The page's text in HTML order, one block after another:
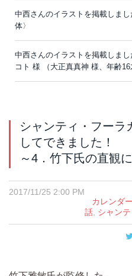
中西さんのイラストを掲載しま
体〉
中西さんのイラストを掲載しま
コト 様 （大正真真神 様、年齢16
シャンティ・フーラ
してできました！
～4．竹下氏の直観
2017/11/25 2:00 PM
カレンダ
話 シャン